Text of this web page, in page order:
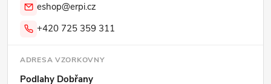
eshop@erpi.cz
+420 725 359 311
ADRESA VZORKOVNY
Podlahy Dobřany